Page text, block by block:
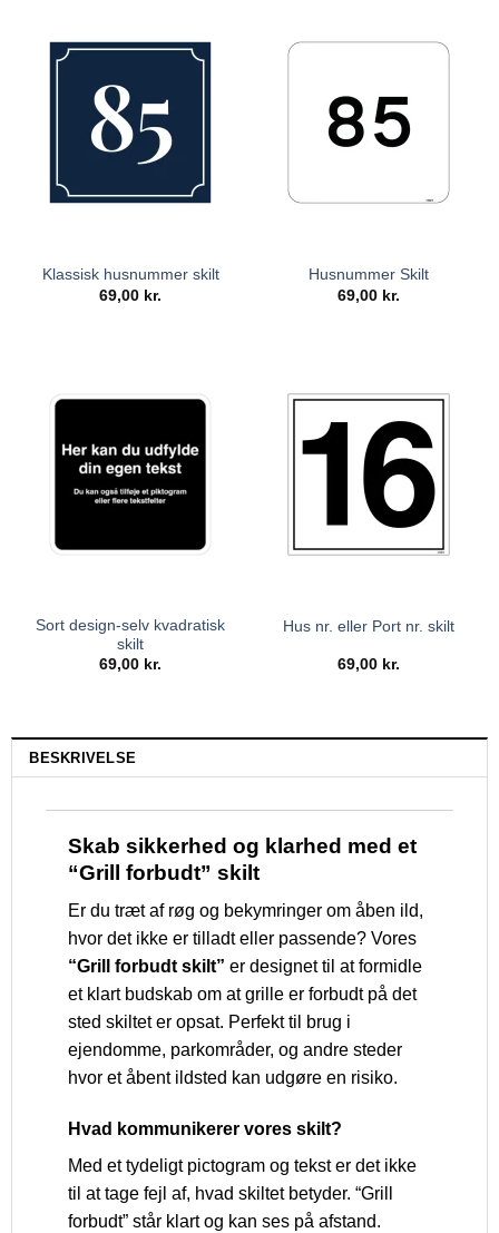
Klassisk husnummer skilt
69,00 kr.
Husnummer Skilt
69,00 kr.
Sort design-selv kvadratisk
skilt
69,00 kr.
Hus nr. eller Port nr. skilt
69,00 kr.
BESKRIVELSE
Skab sikkerhed og klarhed med et
“Grill forbudt” skilt
Er du træt af røg og bekymringer om åben ild,
hvor det ikke er tilladt eller passende? Vores
“Grill forbudt skilt” er designet til at formidle
et klart budskab om at grille er forbudt på det
sted skiltet er opsat. Perfekt til brug i
ejendomme, parkområder, og andre steder
hvor et åbent ildsted kan udgøre en risiko.
Hvad kommunikerer vores skilt?
Med et tydeligt pictogram og tekst er det ikke
til at tage fejl af, hvad skiltet betyder. “Grill
forbudt” står klart og kan ses på afstand.